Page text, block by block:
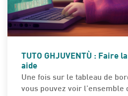
INFURMAZIONE PRATICHE - INFOS PRATIQUES
TUTO GHJUVENTÙ : Faire
aide
Une fois sur le tableau de
vous pouvez voir l’ensemble